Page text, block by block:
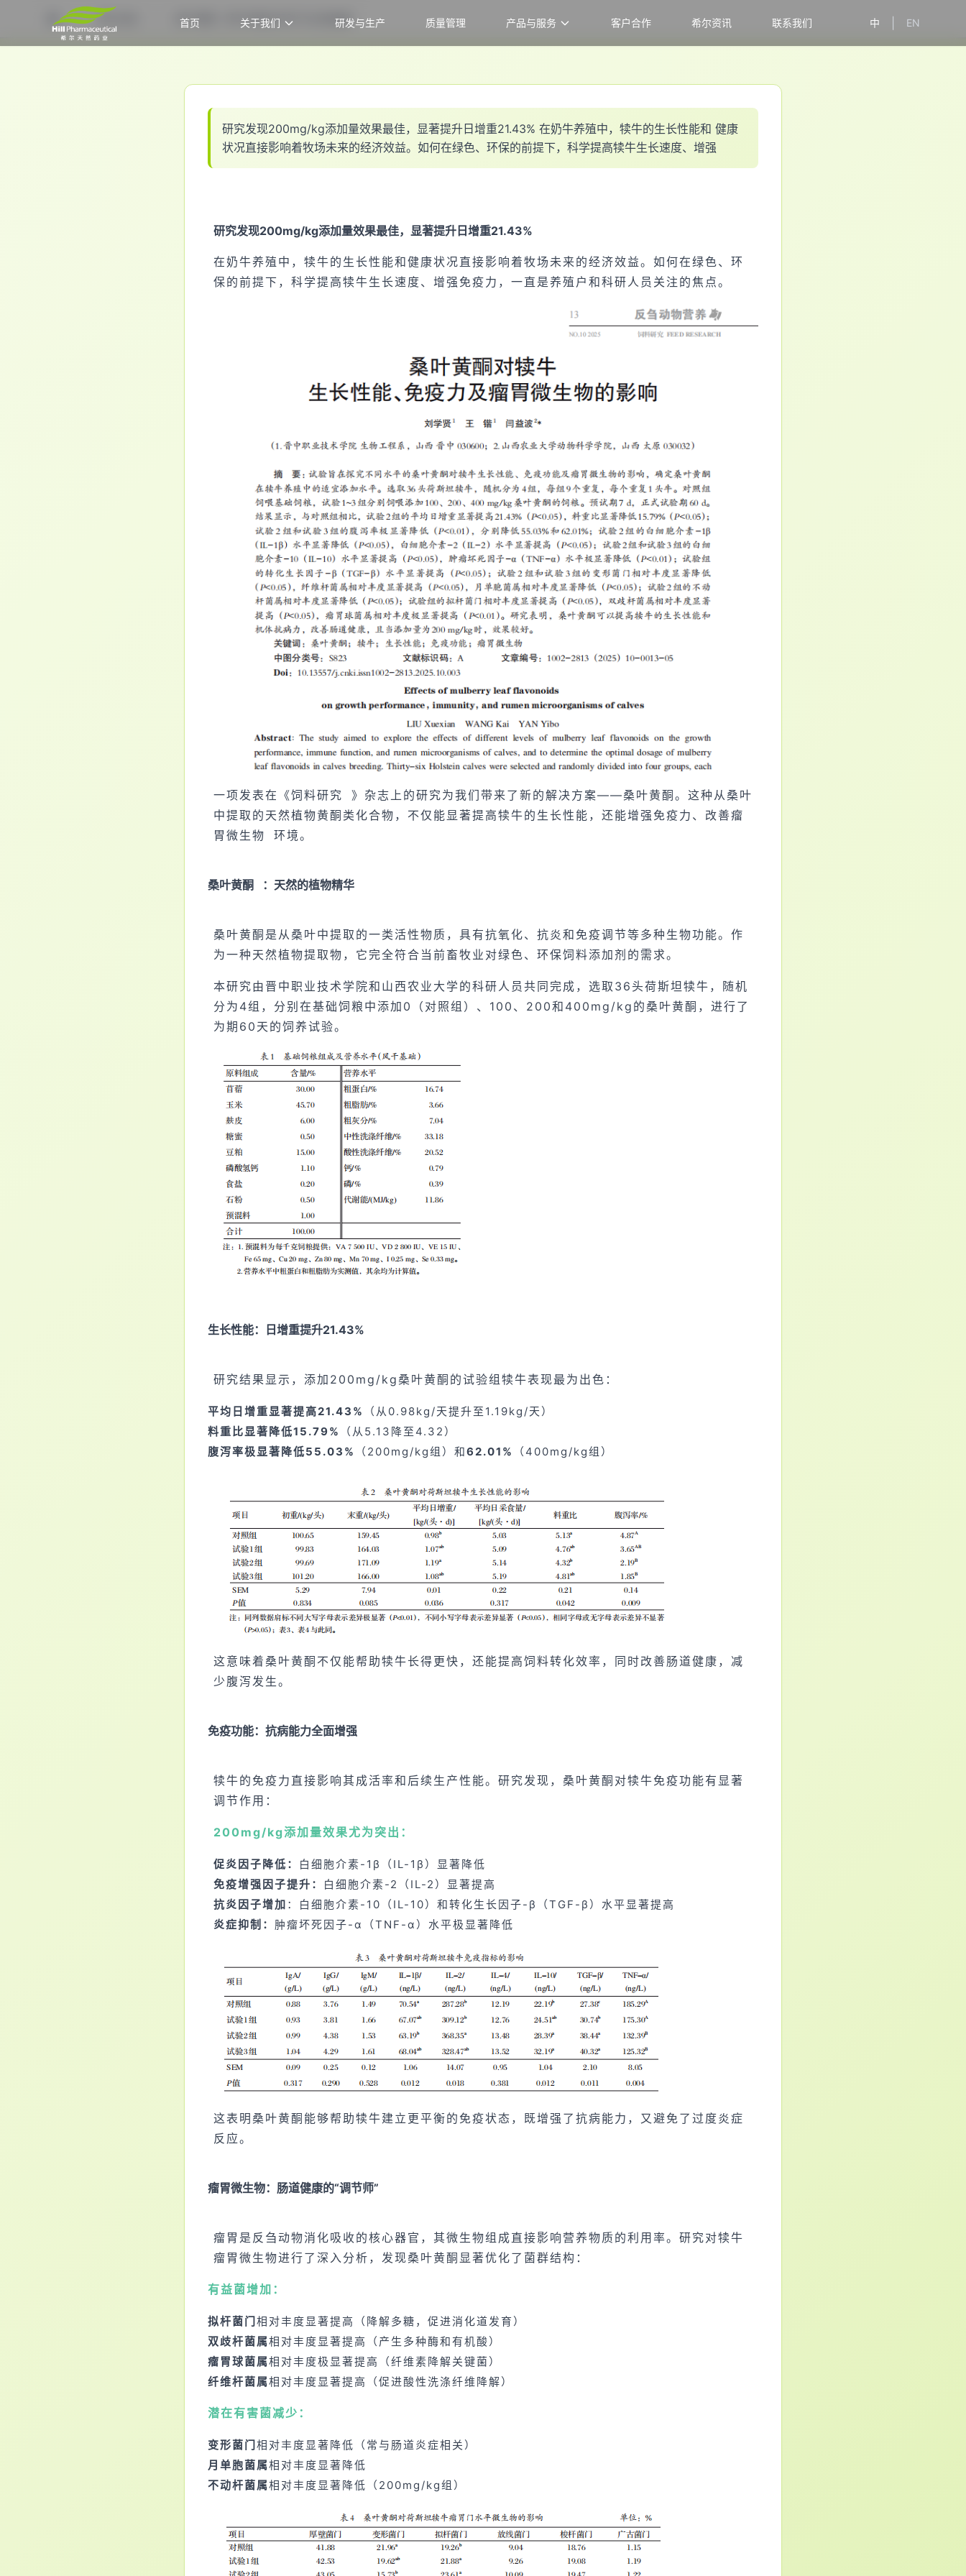
首页 关于我们 研发与生产 质量管理 产品与服务 客户合作 希尔资讯 联系我们 中 EN
首页
希尔动态 桑叶黄酮：犊牛养殖的天然“生长助推器”
研究发现200mg/kg添加量效果最佳， 显著提升 日 增重21.43% 在奶牛养殖中， 犊牛的生长性能和 健康
状况直接影响着牧场未来的经济效益。 如何在绿色、 环保的前提下， 科学提高犊牛生长速度、 增强
研究发现200mg/kg添加量效果最佳，显著提升日增重21.43%
在奶牛养殖中，犊牛的生长性能和健康状况直接影响着牧场未来的经济效益。如何在绿色、环
保的前提下，科学提高犊牛生长速度、增强免疫力，一直是养殖户和科研人员关注的焦点。
一项发表在《饲料研究
》杂志上的研究为我们带来了新的解决方案——桑叶黄酮。这种从桑叶
中提取的天然植物黄酮类化合物，不仅能显著提高犊牛的生长性能，还能增强免疫力、改善瘤
胃微生物
环境。
桑叶黄酮 ：天然的植物精华
桑叶黄酮是从桑叶中提取的一类活性物质，具有抗氧化、抗炎和免疫调节等多种生物功能。作
为一种天然植物提取物，它完全符合当前畜牧业对绿色、环保饲料添加剂的需求。
本研究由晋中职业技术学院和山西农业大学的科研人员共同完成，选取36头荷斯坦犊牛，随机
分为4组，分别在基础饲粮中添加0（对照组）、100、200和400mg/kg的桑叶黄酮，进行了
为期60天的饲养试验。
生长性能：日增重提升21.43%
研究结果显示，添加200mg/kg桑叶黄酮的试验组犊牛表现最为出色：
平均日增重显著提高21.43%
（从0.98kg/天提升至1.19kg/天）
料重比显著降低15.79%
（从5.13降至4.32）
腹泻率极显著降低55.03%
（200mg/kg组）和62.01% （400mg/kg组）
这意味着桑叶黄酮不仅能帮助犊牛长得更快，还能提高饲料转化效率，同时改善肠道健康 ，减
少腹泻发生。
免疫功能：抗病能力全面增强
犊牛的免疫力直接影响其成活率和后续生产性能。研究发现，桑叶黄酮对犊牛免疫功能有显著
调节作用：
200mg/kg添加量效果尤为突出：
促炎因子降低：
白细胞介素-1β（IL-1β）显著降低
免疫增强因子提升：
白细胞介素-2（IL-2）显著提高
抗炎因子增加 ：白细胞介素-10（IL-10）和转化生长因子-β（TGF-β）水平显著提高
炎症抑制： 肿瘤坏死因子-α（TNF-α）水平极显著降低
这表明桑叶黄酮能够帮助犊牛建立更平衡的免疫状态，既增强了抗病能力，又避免了过度炎症
反应。
瘤胃微生物：肠道健康的“调节师”
瘤胃是反刍动物消化吸收的核心器官，其微生物组成直接影响营养物质的利用率。研究对犊牛
瘤胃微生物进行了深入分析，发现桑叶黄酮显著优化了菌群结构：
有益菌增加：
拟杆菌门相对丰度显著提高（降解多糖，促进消化道发育）
双歧杆菌属相对丰度显著提高（产生多种酶和有机酸）
瘤胃球菌属相对丰度极显著提高（纤维素降解关键菌）
纤维杆菌属相对丰度显著提高（促进酸性洗涤纤维降解）
潜在有害菌减少：
变形菌门相对丰度显著降低（常与肠道炎症相关）
月单胞菌属相对丰度显著降低
不动杆菌属相对丰度显著降低（200mg/kg组）